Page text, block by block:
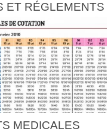
ET RÉGLEMENTS
MEDICALES